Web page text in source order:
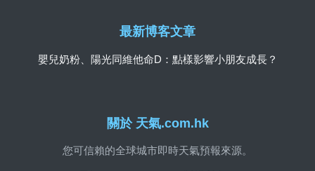
關於 天氣.com.hk
您可信賴的全球城市即時天氣預報來源。
最新博客文章
嬰兒奶粉、陽光同維他命D：點樣影響小朋友成長？